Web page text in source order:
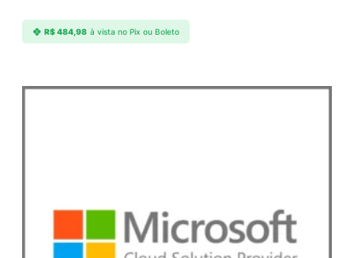
e
R$484,98 à vista no Pix ou Boleto